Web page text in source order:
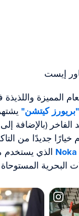
المميزة
كيتشن"
الفاخر (بالإضافة
خيارًا جديدًا من
Noka الذي يستخدم
البحرية